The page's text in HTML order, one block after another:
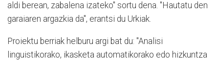
aldi berean, zabalena izateko" sortu dena. "Hautatu den
garaiaren argazkia da", erantsi du Urkiak.
Proiektu berriak helburu argi bat du: "Analisi
linguistikorako, ikasketa automatikorako edo hizkuntza